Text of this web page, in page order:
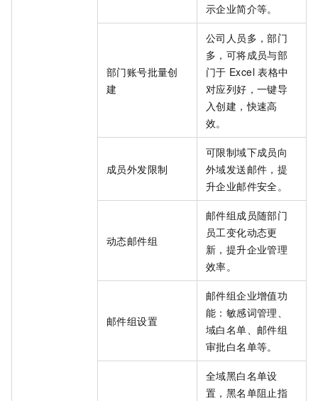
示企业简介等。
部门账号批量创
建
公司人员多，部门
多，可将成员与部
门于 Excel 表格中
对应列好，一键导
入创建，快速高
效。
成员外发限制
可限制域下成员向
外域发送邮件，提
升企业邮件安全。
动态邮件组
邮件组成员随部门
员工变化动态更
新，提升企业管理
效率。
邮件组设置
邮件组企业增值功
能：敏感词管理、
域白名单、邮件组
审批白名单等。
全域黑白名单设
置，黑名单阻止指